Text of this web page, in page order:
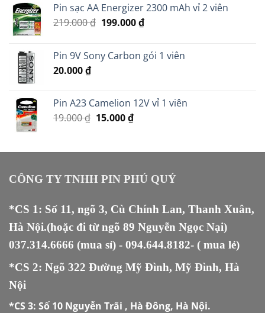
Pin sạc AA Energizer 2300 mAh vỉ 2 viên
219.000₫ Giá
219.000 ₫.
199.000₫Giá
là:
Pin 9V Sony Carbon gói 1 viên
20.000₫
Pin A23 Camelion 12V vỉ 1 viên
19.000₫ Giá
19.000 ₫.
15.000₫Giá
là:
CÔNG TY TNHH PIN PHÚ QUÝ
*CS 1: Số 11, ngõ 3, Cù Chính Lan, Thanh Xuân,
Hà Nội.(hoặc đi từ ngõ 89 Nguyễn Ngọc Nại)
037.314.6666 (mua sỉ) - 094.644.8182- ( mua lẻ)
*CS 2: Ngõ 322 Đường Mỹ Đình, Mỹ Đình, Hà
Nội
*CS 3: Số 10 Nguyễn Trãi , Hà Đông, Hà Nội.